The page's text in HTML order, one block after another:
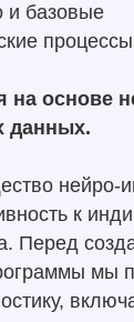
и базовые
на основе
данных.
нейро-
к
Перед
мы